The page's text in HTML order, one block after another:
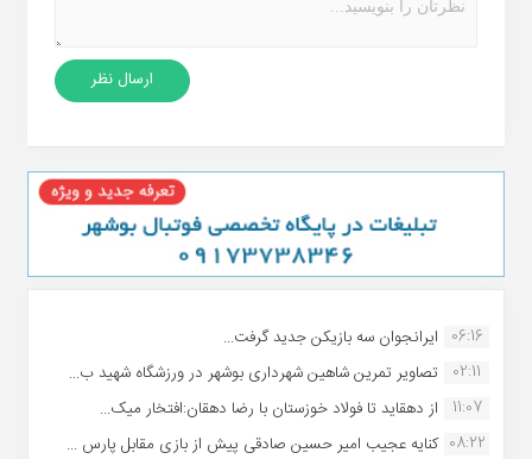
06:16 ایرانجوان سه بازیکن جدید گرفت...
02:11
تصاویر تمرین شاهین شهردارى بوشهر در ورزشگاه شهید ب...
11:07
از دهقاید تا فولاد خوزستان با رضا دهقان:افتخار میک...
08:22 کنایه عجیب امیر حسین صادقی پیش از بازی مقابل پارس ...